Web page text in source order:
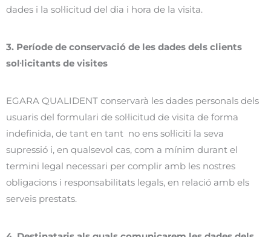
dades i la sol·licitud del dia i hora de la visita.
3. Període de conservació de les dades dels clients
sol·licitants de visites
EGARA QUALIDENT conservarà les dades personals dels
usuaris del formulari de sol·licitud de visita de forma
indefinida, de tant en tant no ens sol·liciti la seva
supressió i, en qualsevol cas, com a mínim durant el
termini legal necessari per complir amb les nostres
obligacions i responsabilitats legals, en relació amb els
serveis prestats.